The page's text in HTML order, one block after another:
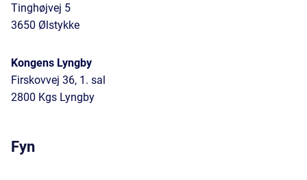
Tinghøjvej 5
3650 Ølstykke
Kongens Lyngby
Firskovvej 36, 1. sal
2800 Kgs Lyngby
Fyn